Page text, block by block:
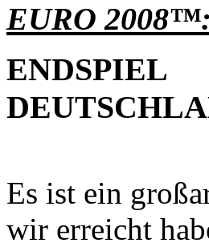
EURO 2008™:
ENDSPIEL
Es ist ein
wir erreicht